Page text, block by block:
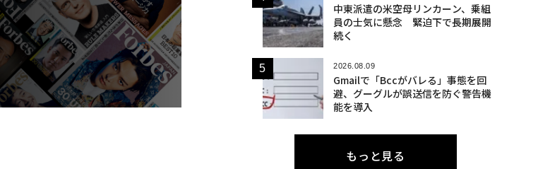
中東派遣の米空母リンカーン、乗組
員の士気に懸念 緊迫下で長期展開
続く
2026.08.09
Gmailで「Bccがバレる」事態を回
避、グーグルが誤送信を防ぐ警告機
能を導入
もっと見る